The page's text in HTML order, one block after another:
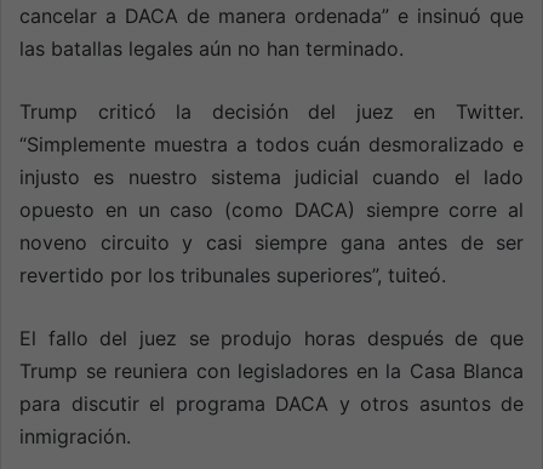
cancelar a DACA de manera ordenada” e insinuó que
las batallas legales aún no han terminado.
Trump criticó la decisión del juez en Twitter.
“Simplemente muestra a todos cuán desmoralizado e
injusto es nuestro sistema judicial cuando el lado
opuesto en un caso (como DACA) siempre corre al
noveno circuito y casi siempre gana antes de ser
revertido por los tribunales superiores”, tuiteó.
El fallo del juez se produjo horas después de que
Trump se reuniera con legisladores en la Casa Blanca
para discutir el programa DACA y otros asuntos de
inmigración.